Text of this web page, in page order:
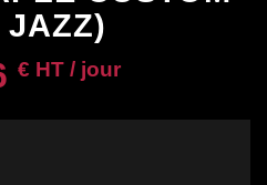
JAZZ)
€ HT / jour